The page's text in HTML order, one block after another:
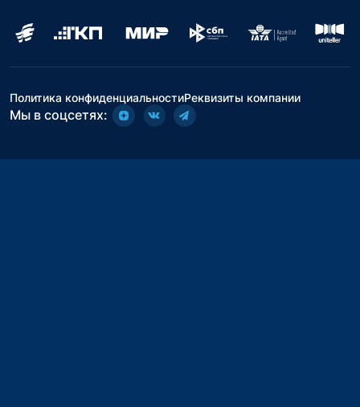
Политика конфиденциальностиРеквизиты компании
Мы в соцсетях: